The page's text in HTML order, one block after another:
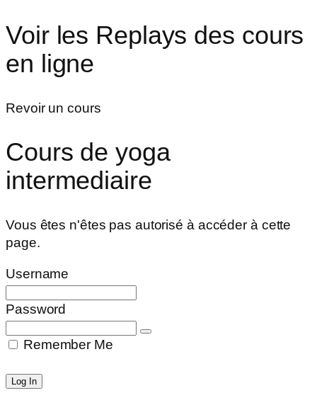
Voir les Replays des cours
en ligne
Revoir un cours
Cours de yoga
intermediaire
Vous êtes n'êtes pas autorisé à accéder à cette
page.
Username
Password
Remember Me